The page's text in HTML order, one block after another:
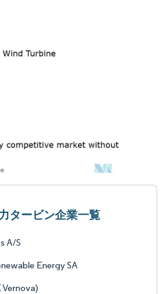
タービン企業一覧
A/S
Energy SA